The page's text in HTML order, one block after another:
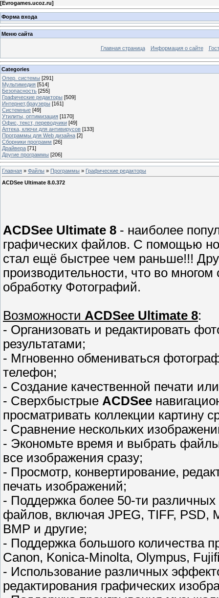
[Evrogames.ucoz.ru]
Форма входа
Меню сайта
Главная страница Информация о сайте
Categories
Опер. системы [291]
Мультимедия [514]
Безопасность [255]
Графические редакторы [509]
Интернет,браузеры [161]
Системные [49]
Утилиты, оптимизация [1170]
Офис, текст, переводчики [49]
Аптека, ключи для антивирусов [133]
Программы для Web дизайна [2]
Сборники программ [26]
Драйвера [71]
Другие программы [206]
Главная » Файлы » Программы » Графические редакторы
ACDSee Ultimate 8.0.372
ACDSee Ultimate 8 - наиболее
графических файлов. С помощью
стал ещё быстрее чем раньше!!!
производительности, что во
обработку Фотографий.
Возможности ACDSee Ultimate 8:
- Организовать и редактировать
результатами;
- Мгновенно обмениваться
телефон;
- Создание качественной печати
- Сверхбыстрые ACDSee
просматривать коллекции картину
- Сравнение нескольких
- Экономьте время и выбрать
все изображения сразу;
- Просмотр, конвертирование,
печать изображений;
- Поддержка более 50-ти
файлов, включая JPEG, TIFF, PSD,
BMP и другие;
- Поддержка большого количества
Canon, Konica-Minolta, Olympus,
- Использование различных
редактирования графических